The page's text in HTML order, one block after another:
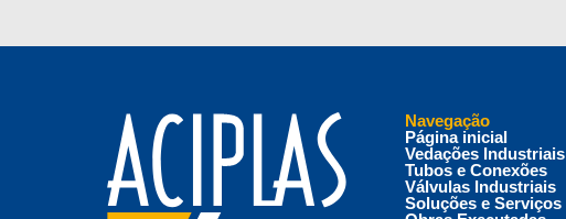
Navegação
Página inicial
Vedações Industriais
Tubos e Conexões
Válvulas Industriais
Soluções e Serviços